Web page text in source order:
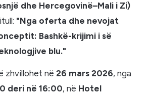
dhe Hercegovinë–Mali i Zi)
"Nga oferta dhe nevojat
Bashkë-krijimi i së
blu."
zhvillohet në26 mars 2026, nga
deri në 16:00, në Hotel